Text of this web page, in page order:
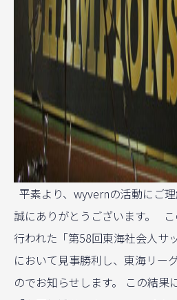
平素より、wyvernの活動にご
誠にありがとうございます。
行われた「第58回東海社会人サ
において見事勝利し、東海リー
のでお知らせします。 この結果